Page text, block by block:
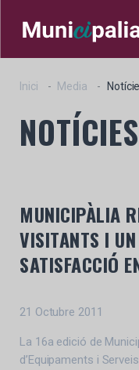
Inici Media
NOTÍCIES
MUNICIPÀLIA
VISITANTS I
SATISFACCIÓ
21 Octubre 2011
La 16a edició de
d’Equipaments i